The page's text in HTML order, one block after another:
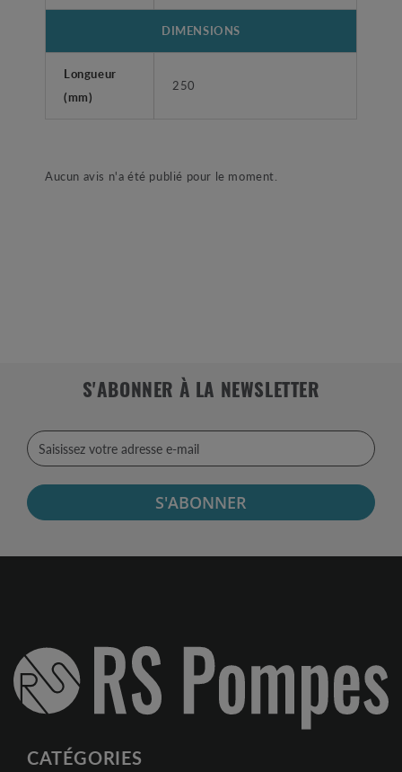
DIMENSIONS
Longueur
(mm)
250
Aucun avis n'a été publié pour le moment.
S'ABONNER À LA NEWSLETTER
S'ABONNER
CATÉGORIES